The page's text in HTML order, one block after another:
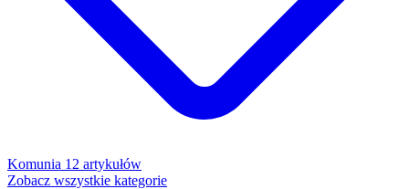
Komunia 12 artykułów
Zobacz wszystkie kategorie